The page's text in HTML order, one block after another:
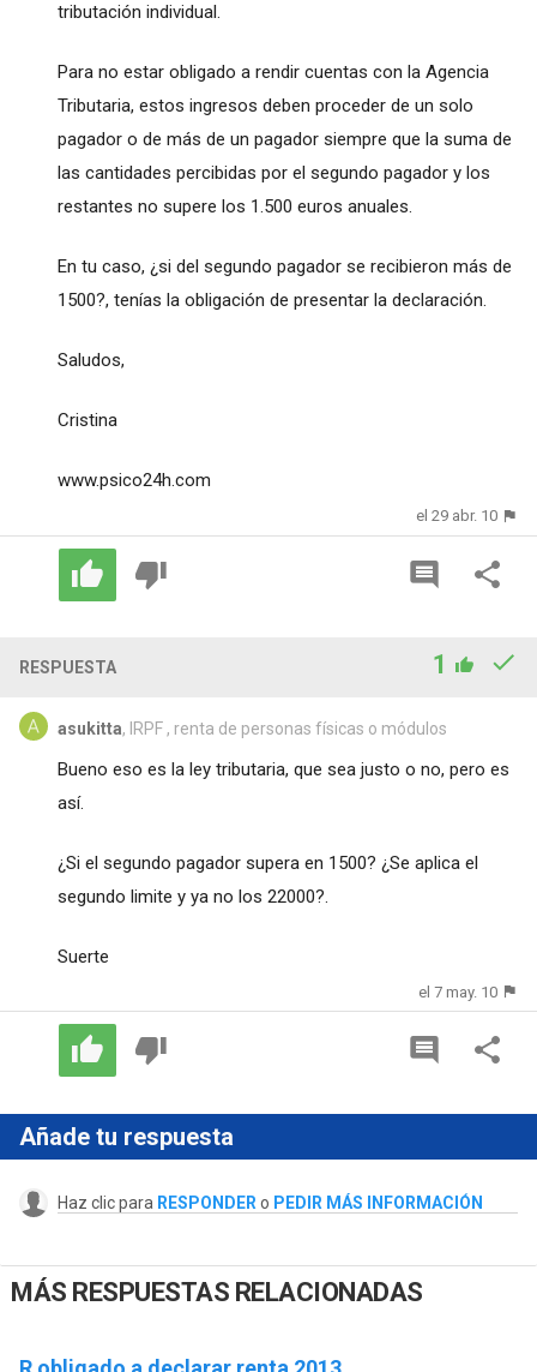
tributación individual.
Para no estar obligado a rendir cuentas con la Agencia
Tributaria, estos ingresos deben proceder de un solo
pagador o de más de un pagador siempre que la suma de
las cantidades percibidas por el segundo pagador y los
restantes no supere los 1.500 euros anuales.
En tu caso, ¿si del segundo pagador se recibieron más de
1500?, tenías la obligación de presentar la declaración.
Saludos,
Cristina
www.psico24h.com
el 29 abr. 10
RESPUESTA 1
asukitta, IRPF , renta de personas físicas o módulos
Bueno eso es la ley tributaria, que sea justo o no, pero es
así.
¿Si el segundo pagador supera en 1500? ¿Se aplica el
segundo limite y ya no los 22000?.
Suerte
el 7 may. 10
Añade tu respuesta
Haz clic para RESPONDER o PEDIR MÁS INFORMACIÓN
MÁS RESPUESTAS RELACIONADAS